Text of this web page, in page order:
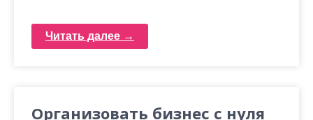
Читать далее →
Организовать бизнес с нуля